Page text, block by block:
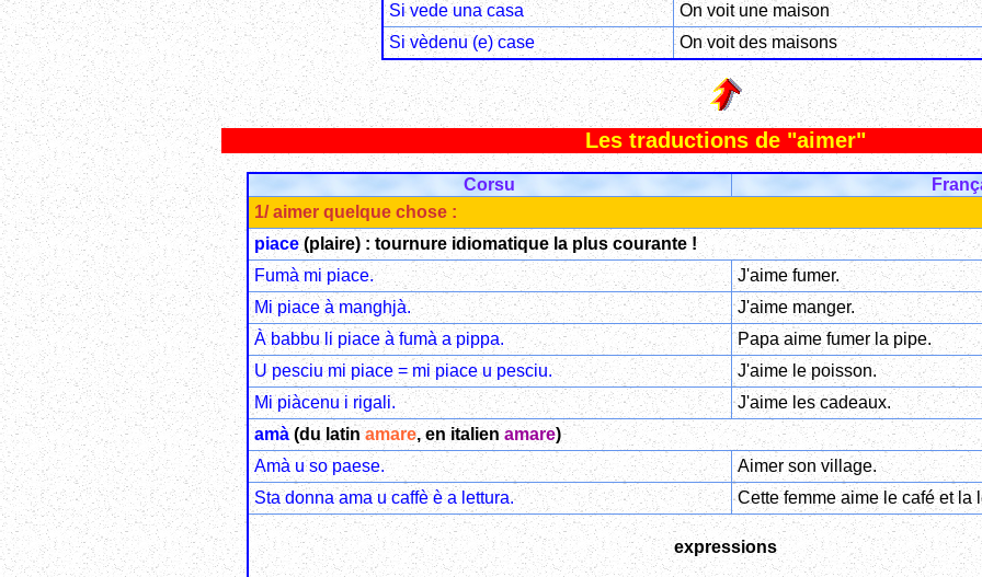
Si vede una casa
On voit une maison
Si vèdenu (e) case
On voit des maisons
Les traductions de "aimer"
Corsu
1/ aimer quelque chose :
piace(plaire) : tournure idiomatique la plus courante !
Fumà mi piace.
J'aime fumer.
Mi piace à manghjà.
J'aime manger.
À babbu li piace à fumà a pippa.
Papa aime fumer la pipe.
U pesciu mi piace = mi piace u pesciu.
J'aime le poisson.
Mi piàcenu i rigali.
J'aime les cadeaux.
amà(du latin amare, en italienamare)
Amà u so paese.
Aimer son village.
Sta donna ama u caffè è a lettura.
Cette femme aime le café et la
expressions